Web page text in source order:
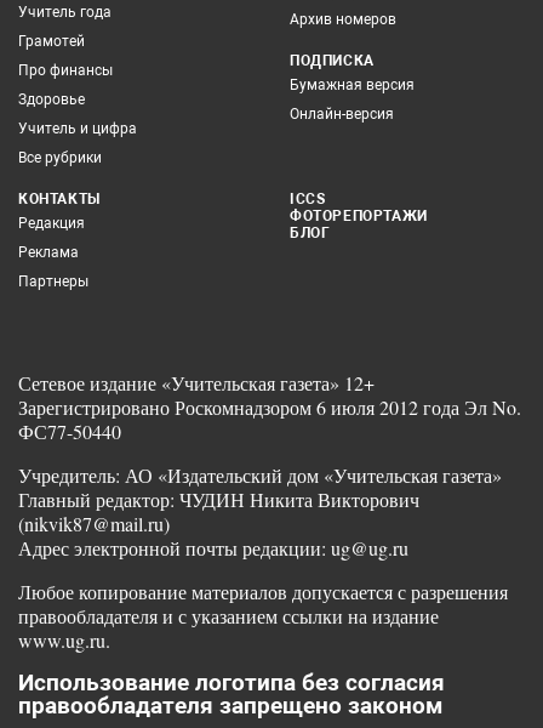
Учитель года
Грамотей
Про финансы
Здоровье
Учитель и цифра
Все рубрики
Архив номеров
ПОДПИСКА
Бумажная версия
Онлайн-версия
КОНТАКТЫ
Редакция
Реклама
Партнеры
ICCS
ФОТОРЕПОРТАЖИ
БЛОГ
Сетевое издание «Учительская газета» 12+
Зарегистрировано Роскомнадзором 6 июля 2012 года Эл No.
ФС77-50440
Учредитель: АО «Издательский дом «Учительская газета»
Главный редактор: ЧУДИН Никита Викторович
(nikvik87@mail.ru)
Адрес электронной почты редакции: ug@ug.ru
Любое копирование материалов допускается с разрешения
правообладателя и с указанием ссылки на издание
www.ug.ru.
Использование логотипа без согласия
правообладателя запрещено законом